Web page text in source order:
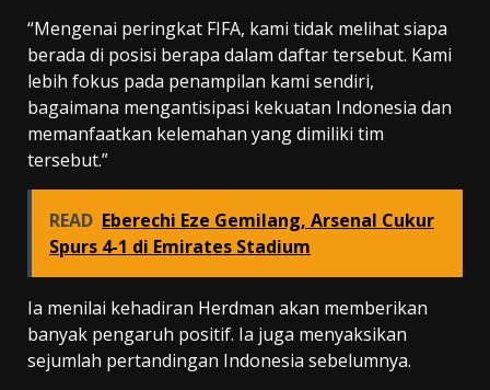
“Mengenai peringkat FIFA, kami tidak melihat siapa
berada di posisi berapa dalam daftar tersebut. Kami
lebih fokus pada penampilan kami sendiri,
bagaimana mengantisipasi kekuatan Indonesia dan
memanfaatkan kelemahan yang dimiliki tim
tersebut.”
READ Eberechi Eze Gemilang, Arsenal Cukur
Spurs 4-1 di Emirates Stadium
Ia menilai kehadiran Herdman akan memberikan
banyak pengaruh positif. Ia juga menyaksikan
sejumlah pertandingan Indonesia sebelumnya.